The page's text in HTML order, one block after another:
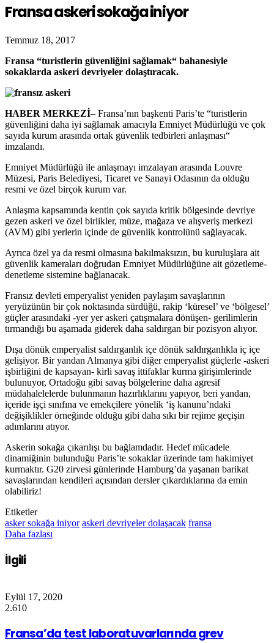
Fransa askeri sokağa iniyor
Temmuz 18, 2017
Fransa “turistlerin güvenliğini sağlamak“ bahanesiyle
sokaklarda askeri devriyeler dolaştıracak.
HABER MERKEZİ– Fransa’nın başkenti Paris’te “turistlerin
güvenliğini daha iyi sağlamak amacıyla Emniyet Müdürlüğü ve çok
sayıda kurum arasında ortak güvenlik tedbirleri anlaşması“
imzalandı.
Emniyet Müdürlüğü ile anlaşmayı imzalayan arasında Louvre
Müzesi, Paris Belediyesi, Ticaret ve Sanayi Odasının da olduğu
resmi ve özel birçok kurum var.
Anlaşma kapsamında kentin çok sayıda kritik bölgesinde devriye
gezen askeri ve özel birlikler, müze, mağaza ve alışveriş merkezi
(AVM) gibi yerlerin içinde de güvenlik kontrolünü sağlayacak.
Ayrıca özel ya da resmi olmasına bakılmaksızın, bu kuruluşlara ait
güvenlik kameraları doğrudan Emniyet Müdürlüğüne ait gözetleme-
denetleme sistemine bağlanacak.
Fransız devleti emperyalist yeniden paylaşım savaşlarının
yeryüzünün bir çok noktasında sürdüğü, rakip ‘küresel’ ve ‘bölgesel’
güçler arasındaki -yer yer askeri çatışmalara dönüşen- gerilimlerin
tırmandığı bu aşamada giderek daha saldırgan bir pozisyon alıyor.
Dışa dönük emperyalist saldırganlık içe dönük saldırganlıkla iç içe
gelişiyor. Bir yandan Almanya gibi diğer emperyalist güçlerle -askeri
işbirliğini de kapsayan- kirli savaş ittifaklar kurma girişimlerinde
bulunuyor, Ortadoğu gibi savaş bölgelerine daha agresif
müdahalelelerde bulunmanın hazırlıklarını yapıyor, beri yandan,
içeride işçi sınıfına ve emekçilere yönelik ‘iş kanunu’ndaki
değişiklikler örneğinde olduğu gibi daha sıkı bir rejime geçişin
adımlarını atıyor.
Askerin sokağa çıkarılışı bu bağlamdadır. Hedef mücadele
dinamiğinin bulunduğu Paris’te sokaklar üzerinde tam hakimiyet
kurmaktır. G20 zirvesi günlerinde Hamburg’da yaşanan barikat
savaşlarından kendileri açısından dersler çıkardıklarına da emin
olabiliriz!
Etiketler
asker sokağa iniyor askeri devriyeler dolaşacak fransa
Daha fazlası
İlgili
Eylül 17, 2020
2.610
Fransa’da test laboratuvarlarında grev